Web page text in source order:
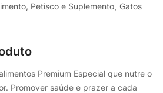
Petisco e Suplemento Gatos
Premium Especial que nutre o
Promover saúde e prazer a cada